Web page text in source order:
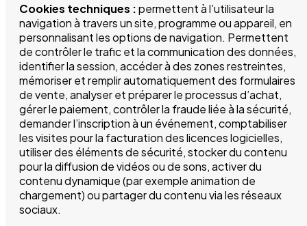
Cookies techniques :permettent à l’utilisateur la
navigation à travers un site, programme ou appareil, en
personnalisant les options de navigation. Permettent
de contrôler le trafic et la communication des données,
identifier la session, accéder à des zones restreintes,
mémoriser et remplir automatiquement des formulaires
de vente, analyser et préparer le processus d’achat,
gérer le paiement, contrôler la fraude liée à la sécurité,
demander l’inscription à un événement, comptabiliser
les visites pour la facturation des licences logicielles,
utiliser des éléments de sécurité, stocker du contenu
pour la diffusion de vidéos ou de sons, activer du
contenu dynamique (par exemple animation de
chargement) ou partager du contenu via les réseaux
sociaux.